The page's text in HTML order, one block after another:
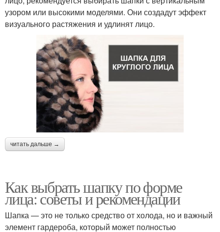
узором или высокими моделями. Они создадут эффект
визуального растяжения и удлинят лицо.
читать дальше →
Как выбрать шапку по форме
лица: советы и рекомендации
Шапка — это не только средство от холода, но и важный
элемент гардероба, который может полностью